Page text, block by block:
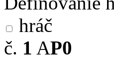
hráč
č. 1 AP0